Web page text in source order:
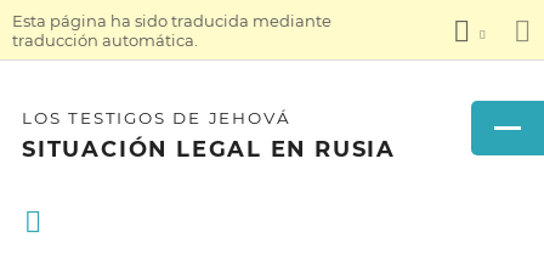
Esta página ha sido traducida mediante
traducción automática.
LOS TESTIGOS DE JEHOVÁ
SITUACIÓN LEGAL EN RUSIA